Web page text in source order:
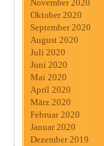
November 2020
Oktober 2020
September 2020
August 2020
Juli 2020
Juni 2020
Mai 2020
April 2020
März 2020
Februar 2020
Januar 2020
Dezember 2019